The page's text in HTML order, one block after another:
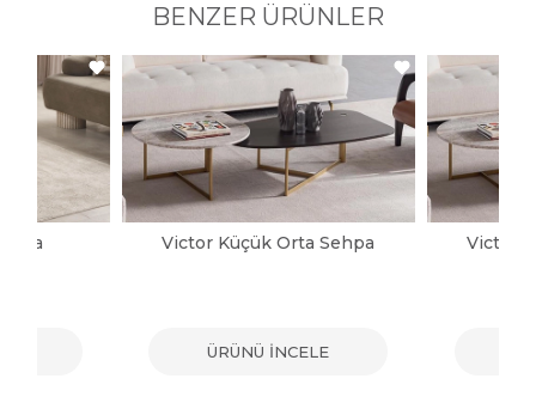
BENZER ÜRÜNLER
Victor Küçük Orta Sehpa
ÜRÜNÜ İNCELE
Victor